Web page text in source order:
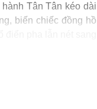
Tân Tân kéo dài
biến chiếc đồng hồ